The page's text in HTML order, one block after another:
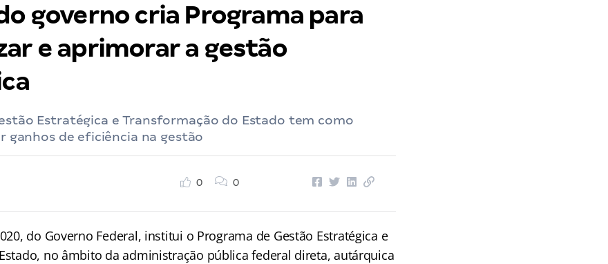
governo cria Programa para
e aprimorar a gestão
Estratégica e Transformação do Estado tem como
ganhos de eficiência na gestão
0 0
do Governo Federal, institui o Programa de Gestão Estratégica e
no âmbito da administração pública federal direta, autárquica